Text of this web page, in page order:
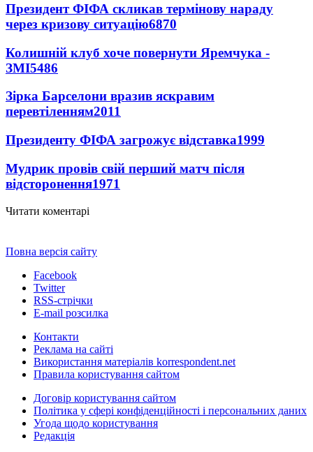
Президент ФІФА скликав термінову нараду
через кризову ситуацію6870
Колишній клуб хоче повернути Яремчука -
ЗМІ5486
Зірка Барселони вразив яскравим
перевтіленням2011
Президенту ФІФА загрожує відставка1999
Мудрик провів свій перший матч після
відсторонення1971
Читати коментарі
Повна версія сайту
Facebook
Twitter
RSS-стрічки
E-mail розсилка
Контакти
Реклама на сайті
Використання матеріалів korrespondent.net
Правила користування сайтом
Договір користування сайтом
Політика у сфері конфіденційності і персональних даних
Угода щодо користування
Редакція